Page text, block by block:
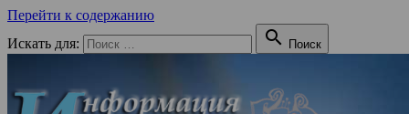
Перейти к содержанию
Искать для:
 Поиск